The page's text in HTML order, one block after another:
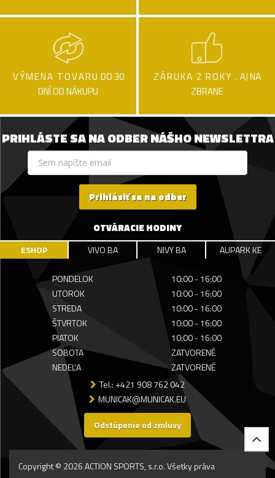
VÝMENA TOVARU DO 30
DNÍ OD NÁKUPU
ZÁRUKA 2 ROKY . AJ NA
ZBRANE
PRIHLÁSTE SA NA ODBER NÁŠHO NEWSLETTRA
Prihlásiť sa na odber
OTVÁRACIE HODINY
ESHOP VIVO BA NIVY BA AUPARK KE
PONDELOK
10:00 - 16:00
UTOROK
10:00 - 16:00
STREDA
10:00 - 16:00
ŠTVRTOK
10:00 - 16:00
PIATOK
10:00 - 16:00
SOBOTA
ZATVORENÉ
NEDEĽA
ZATVORENÉ
Tel.: +421 908 762 042
MUNICAK@MUNICAK.EU
Odstúpenie od zmluvy
Copyright © 2026 ACTION SPORTS, s.r.o. Všetky práva